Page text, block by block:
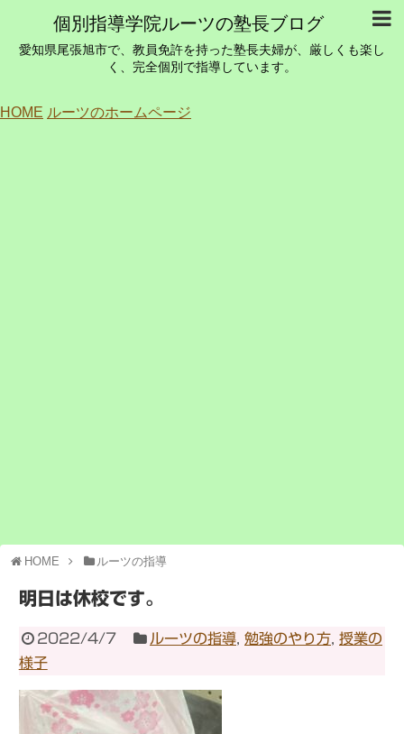
個別指導学院ルーツの塾長ブログ
愛知県尾張旭市で、教員免許を持った塾長夫婦が、厳しくも楽し
く、完全個別で指導しています。
HOME ルーツのホームページ
HOME ルーツの指導
明日は休校です。
2022/4/7 ルーツの指導 ,勉強のやり方 ,授業の
様子